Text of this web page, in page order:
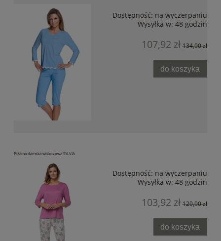
Dostępność: na wyczerpaniu
Wysyłka w: 48 godzin
107,92 zł 134,90 zł
do koszyka
Piżama damska wiskozowa SYLVIA
Dostępność: na wyczerpaniu
Wysyłka w: 48 godzin
103,92 zł 129,90 zł
do koszyka